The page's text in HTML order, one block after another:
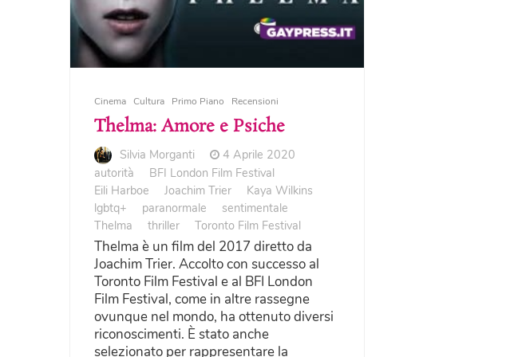
Cinema Cultura Primo Piano Recensioni
Thelma: Amore e Psiche
Silvia Morganti
4 Aprile 2020
autorità
BFI London Film Festival
Eili Harboe
Joachim Trier
Kaya Wilkins
lgbtq+
paranormale
sentimentale
Thelma
thriller Toronto Film Festival
Thelma è un film del 2017 diretto da
Joachim Trier. Accolto con successo al
Toronto Film Festival e al BFI London
Film Festival, come in altre rassegne
ovunque nel mondo, ha ottenuto diversi
riconoscimenti. È stato anche
selezionato per rappresentare la